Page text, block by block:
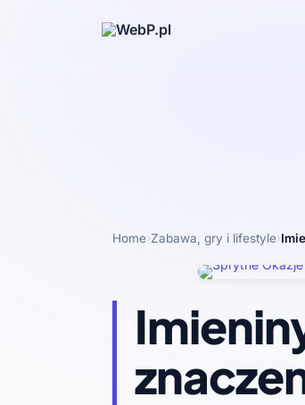
Home›Zabawa, gry i lifestyle›